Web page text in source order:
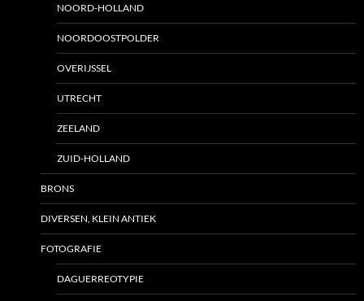
NOORD-HOLLAND
NOORDOOSTPOLDER
OVERIJSSEL
UTRECHT
ZEELAND
ZUID-HOLLAND
BRONS
DIVERSEN, KLEIN ANTIEK
FOTOGRAFIE
DAGUERREOTYPIE